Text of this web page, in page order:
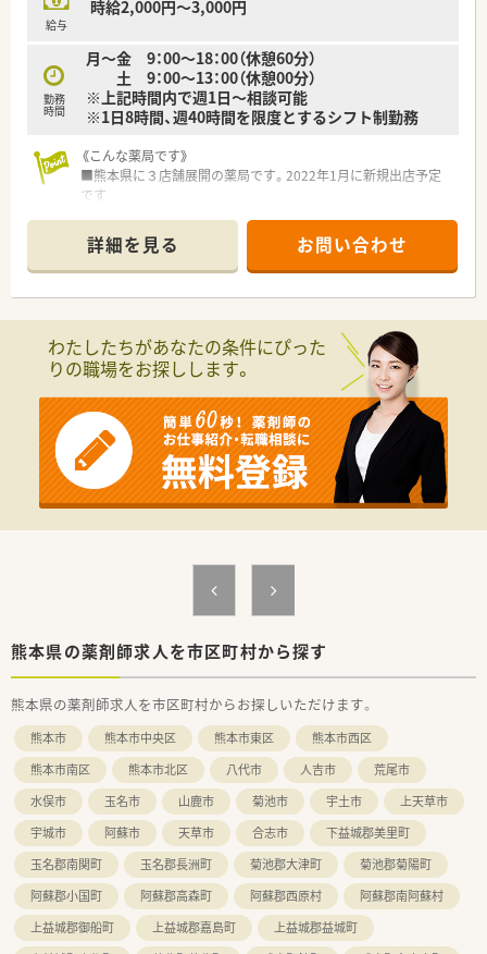
剤師の資格取得支援など職員の継続的な学びを支援していま
【求人情報について】
■パートタイマーとしての募集であり、時給は2,500円という高
水準の設定となっているため、効率よく収入を得られます。
り、ライフスタイルに合わせた安定した働き方が選択できます。
■病院実務の経験が豊富な方については、将来的に年収600万円
相当の提示を受ける可能性もあり、キャリアも評価されます。
給与
時給2,000円～3,000円
勤務
時間
月～金 9：00～18：00（休憩60分）
土 9：00～13：00（休憩00分）
※上記時間内で週1日～相談可能
※1日8時間、週40時間を限度とするシフト制勤務
《こんな薬局です》
■熊本県に３店舗展開の薬局です。2022年1月に新規出店予定
です
詳細を見る お問い合わせ
わたしたちがあなたの条件にぴった
りの職場をお探しします。
熊本県の薬剤師求人を市区町村から探す
熊本県の薬剤師求人を市区町村からお探しいただけます。
熊本市 熊本市中央区 熊本市東区
熊本市西区
熊本市南区
熊本市北区 八代市 人吉市
荒尾市
水俣市
玉名市 山鹿市 菊池市 宇土市
上天草市
宇城市
阿蘇市 天草市 合志市
下益城郡美里町
玉名郡南関町
玉名郡長洲町 菊池郡大津町
菊池郡菊陽町
阿蘇郡小国町
阿蘇郡高森町 阿蘇郡西原村
阿蘇郡南阿蘇村
上益城郡御船町
上益城郡嘉島町
上益城郡益城町